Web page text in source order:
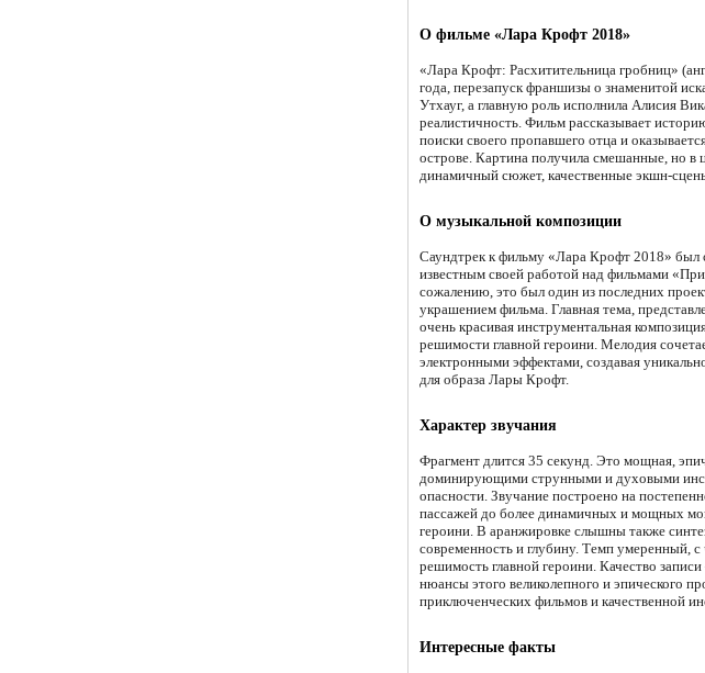
О фильме «Лара Крофт 2018»
«Лара Крофт: Расхитительница гробниц»
года, перезапуск франшизы о знаменитой
Утхауг, а главную роль исполнила Алисия
реалистичность. Фильм рассказывает
поиски своего пропавшего отца и
острове. Картина получила смешанные, но в
динамичный сюжет, качественные экшн-
О музыкальной композиции
Саундтрек к фильму «Лара Крофт 2018»
известным своей работой над фильмами
сожалению, это был один из последних
украшением фильма. Главная тема,
очень красивая инструментальная
решимости главной героини. Мелодия
электронными эффектами, создавая
для образа Лары Крофт.
Характер звучания
Фрагмент длится 35 секунд. Это мощная,
доминирующими струнными и духовыми
опасности. Звучание построено на
пассажей до более динамичных и мощных
героини. В аранжировке слышны также
современность и глубину. Темп умеренный,
решимость главной героини. Качество
нюансы этого великолепного и эпического
приключенческих фильмов и качественной
Интересные факты